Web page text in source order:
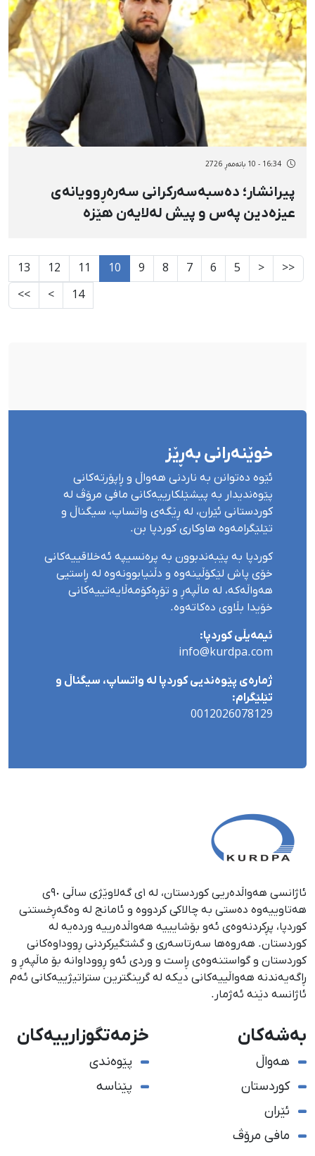
16:34 - 10 بانەمەڕ 2726
پیرانشار؛ دەسبەسەرکرانی سەرەڕوویانەی
عیزەدین پەس و پیش لەلایەن هێزە
<<
<
5
6
7
8
9
10
11
12
13
14
>
>>
خوێنەرانی بەڕێز
ئێوە دەتوانن بە ناردنی هەواڵ و ڕاپۆرتەکانی
پێوەندیدار بە پیشێلکارییەکانی مافی مرۆڤ لە
کوردستانی ئێران، لە ڕێگەی واتساپ، سیگناڵ و
تێلێگرامەوە هاوکاری کوردپا بن.
کوردپا بە پێبەندبوون بە پرەنسیپە ئەخلاقییەکانی
خۆی پاش لێکۆڵینەوە و دڵنیابوونەوە لە ڕاستیی
هەواڵەکە، لە ماڵپەڕ و تۆڕەکۆمەڵایەتییەکانی
خۆیدا بڵاوی دەکاتەوە.
ئیمەیڵی کوردپا:
info@kurdpa.com
ژمارەی پێوەندیی کوردپا لە واتساپ، سیگناڵ و
تێلێگرام:
0012026078129
ئاژانسی هەواڵدەریی کوردستان، لە ١ی گەلاوێژی ساڵی ٩٠ی
هەتاوییەوە دەستی بە چالاکی کردووە و ئامانج لە وەگەڕخستنی
كوردپا، پڕكردنەوەی ئەو بۆشایییە هەواڵدەرییە وردەیە لە
كوردستان. هەروەها سەرتاسەری و گشتگیركردنی ڕووداوەكانی
كوردستان و گواستنەوەی ڕاست و وردی ئەو ڕووداوانە بۆ ماڵپەڕ و
ڕاگەیەندنە هەواڵییەكانی دیكە لە گرینگترین ستراتیژییەكانی ئەم
ئاژانسە دێنە ئەژمار.
بەشەکان
هەواڵ
کوردستان
ئێران
مافی مرۆڤ
خزمەتگوزارییەکان
پێوەندی
پێناسە